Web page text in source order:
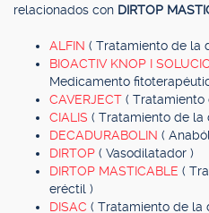
relacionados con DIRTOP
ALFIN ( Tratamiento de la
BIOACTIV KNOP I
Medicamento
CAVERJECT ( Tratamiento
CIALIS ( Tratamiento de la
DECADURABOLIN (
DIRTOP ( Vasodilatador )
DIRTOP MASTICABLE (
eréctil )
DISAC ( Tratamiento de la